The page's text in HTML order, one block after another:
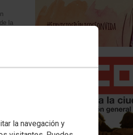
la navegación y
la